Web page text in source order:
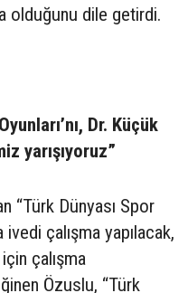
olduğunu dile getirdi.
Dr. Küçük
yarışıyoruz”
“Türk Dünyası Spor
ivedi çalışma yapılacak,
çalışma
Özuslu, “Türk